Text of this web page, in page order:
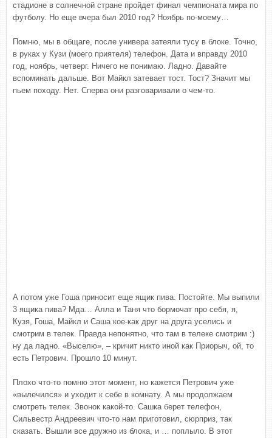
стадионе в солнечной стране пройдет финал чемпионата мира по
футболу. Но еще вчера был 2010 год? Ноябрь по-моему…
Помню, мы в общаге, после универа затеяли тусу в блоке. Точно,
в руках у Кузи (моего приятеля) телефон. Дата и вправду 2010
год, ноябрь, четверг. Ничего не понимаю. Ладно. Давайте
вспоминать дальше. Вот Майкл затевает тост. Тост? Значит мы
пьем походу. Нет. Сперва они разговаривали о чем-то.
А потом уже Гоша приносит еще ящик пива. Постойте. Мы выпили
3 ящика пива? Мда… Алла и Таня что бормочат про себя, я,
Кузя, Гоша, Майкл и Саша кое-как друг на друга уселись и
смотрим в телек. Правда непонятно, что там в телеке смотрим :)
ну да ладно. «Выселю», – кричит никто иной как Приорыч, ой, то
есть Петрович. Прошло 10 минут.
Плохо что-то помню этот момент, но кажется Петрович уже
«вылечился» и уходит к себе в комнату. А мы продолжаем
смотреть телек. Звонок какой-то. Сашка берет телефон,
Сильвестр Андреевич что-то нам приготовил, сюрприз, так
сказать. Вышли все дружно из блока, и … поплыло. В этот